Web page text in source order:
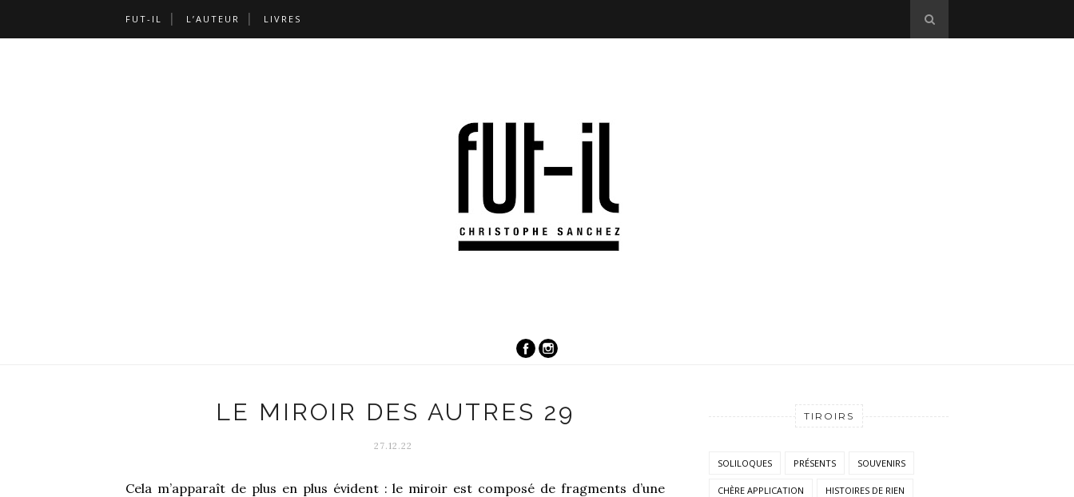
FUT-IL L’AUTEUR LIVRES
LE MIROIR DES AUTRES 29
27.12.22
Cela m’apparaît de plus en plus évident : le miroir est composé de fragments d’une
TIROIRS
SOLILOQUES PRÉSENTS SOUVENIRS
CHÈRE APPLICATION HISTOIRES DE RIEN